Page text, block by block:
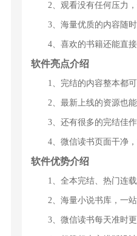
2、观看没有任何压力
3、海量优质的内容随
4、喜欢的书籍还能直
软件亮点介绍
1、完结的内容整本都
2、最新上线的资源也
3、还有很多的完结佳
4、微信读书页面干净
软件优势介绍
1、全本完结、热门连
2、海量小说书库，一
3、微信读书每天准时